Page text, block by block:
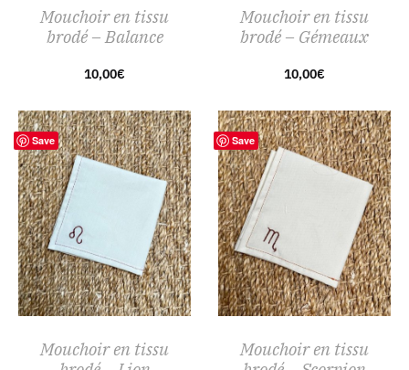
Mouchoir en tissu
brodé – Balance
10,00€
Mouchoir en tissu
brodé – Gémeaux
10,00€
Save
Mouchoir en tissu
Save
Mouchoir en tissu